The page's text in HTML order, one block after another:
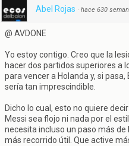
Abel Rojas · hace 630
@ AVDONE
Yo estoy contigo. Creo que la
hacer dos partidos superiores a
para vencer a Holanda y, si
sería tan imprescindible.
Dicho lo cual, esto no quiere
Messi sea flojo ni nada por el
necesita incluso un paso más de
más recorrido útil. Que active